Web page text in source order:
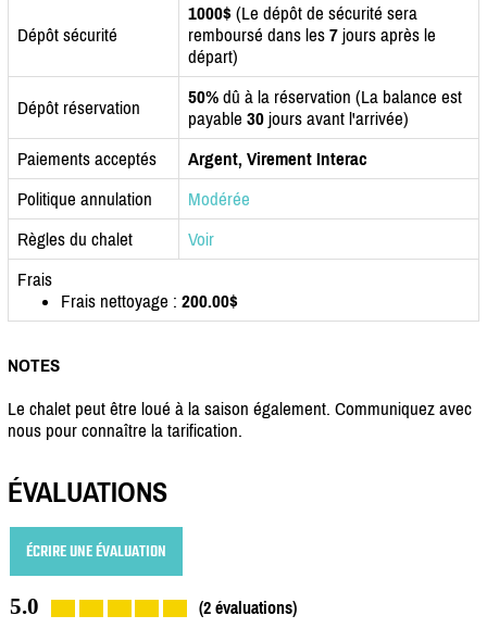
Dépôt sécurité
1000$ (Le dépôt de sécurité sera
remboursé dans les 7 jours après le
départ)
Dépôt réservation 50% dû à la réservation (La balance est
payable 30 jours avant l'arrivée)
Paiements acceptés
Argent, Virement Interac
Politique annulation
Modérée
Règles du chalet
Voir
Frais
Frais nettoyage : 200.00$
NOTES
Le chalet peut être loué à la saison également. Communiquez avec
nous pour connaître la tarification.
ÉVALUATIONS
ÉCRIRE UNE ÉVALUATION
5.0 (2 évaluations)